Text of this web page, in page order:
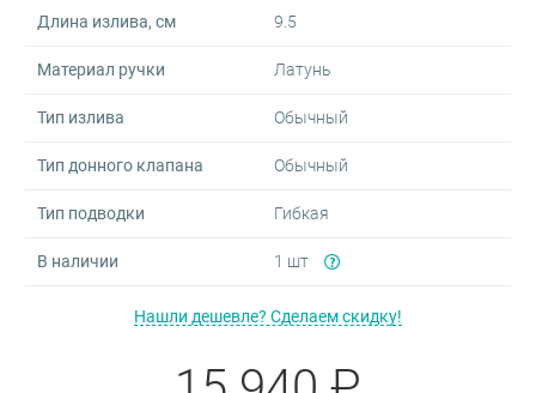
Длина излива, см 9.5
Материал ручки Латунь
Тип излива Обычный
Тип донного клапана Обычный
Тип подводки Гибкая
В наличии 1 шт
Нашли дешевле? Сделаем скидку!